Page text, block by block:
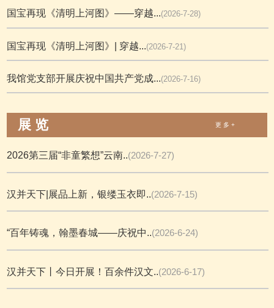
国宝再现《清明上河图》——穿越...(2026-7-28)
国宝再现《清明上河图》| 穿越...(2026-7-21)
我馆党支部开展庆祝中国共产党成...(2026-7-16)
展 览 更 多 +
2026第三届“非童繁想”云南..(2026-7-27)
汉并天下|展品上新，银缕玉衣即..(2026-7-15)
“百年铸魂，翰墨春城——庆祝中..(2026-6-24)
汉并天下丨今日开展！百余件汉文..(2026-6-17)